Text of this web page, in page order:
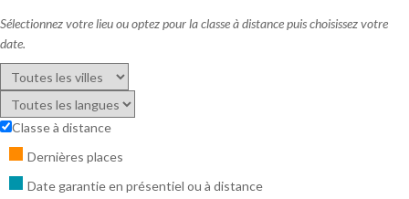
Sélectionnez votre lieu ou optez pour la classe à distance puis choisissez votre
date.
Classe à distance
Dernières places
Date garantie en présentiel ou à distance